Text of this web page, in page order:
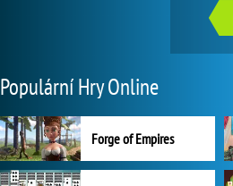
Populární Hry Online
Forge of Empires